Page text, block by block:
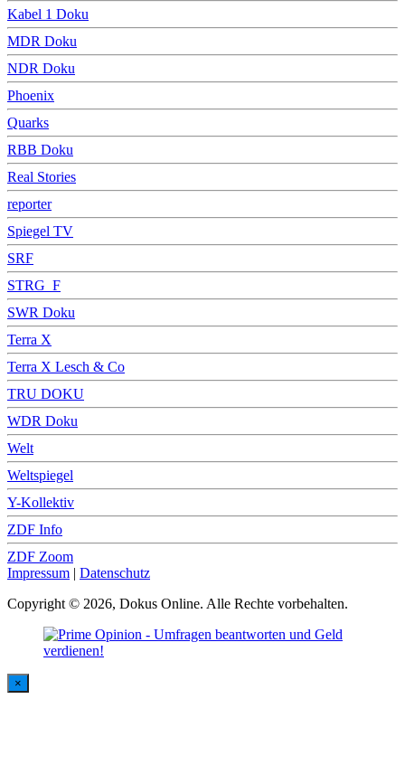
Kabel 1 Doku
MDR Doku
NDR Doku
Phoenix
Quarks
RBB Doku
Real Stories
reporter
Spiegel TV
SRF
STRG_F
SWR Doku
Terra X
Terra X Lesch & Co
TRU DOKU
WDR Doku
Welt
Weltspiegel
Y-Kollektiv
ZDF Info
ZDF Zoom
Impressum | Datenschutz
Copyright © 2026, Dokus Online. Alle Rechte vorbehalten.
×